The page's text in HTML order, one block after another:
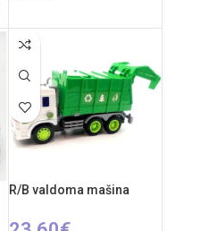
x 8 x 6 cm
Rekomenduojamas amžius:
nuo 6 metų
Reiklaingi elementai: 2xAA
pulteliui + 3xAA mašinai
R/B valdoma mašina